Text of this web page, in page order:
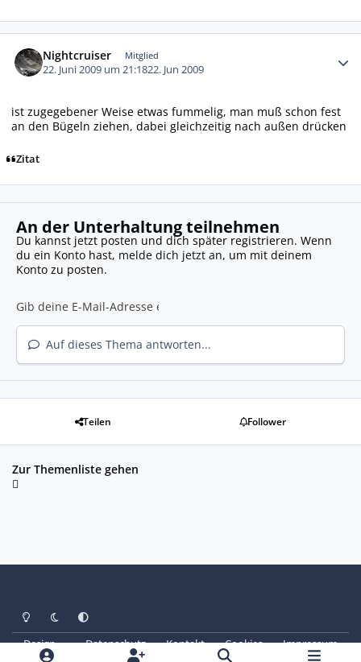
Nightcruiser Mitglied
22. Juni 2009 um 21:1822. Jun 2009
ist zugegebener Weise etwas fummelig, man muß schon fest
an den Bügeln ziehen, dabei gleichzeitig nach außen drücken
Zitat
An der Unterhaltung teilnehmen
Du kannst jetzt posten und dich später registrieren. Wenn
du ein Konto hast, melde dich jetzt an, um mit deinem
Konto zu posten.
Auf dieses Thema antworten...
Teilen Follower
Zur Themenliste gehen
Heller ModusDunkler Modus
Systemeinstellung
Design Datenschutz Kontakt Cookies
Impressum